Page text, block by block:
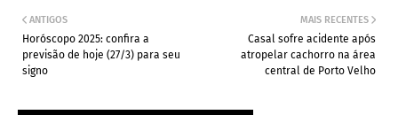
MAIS RECENTES
Casal sofre acidente após
atropelar cachorro na área
central de Porto Velho
ANTIGOS
Horóscopo 2025: confira a
previsão de hoje (27/3) para seu
signo